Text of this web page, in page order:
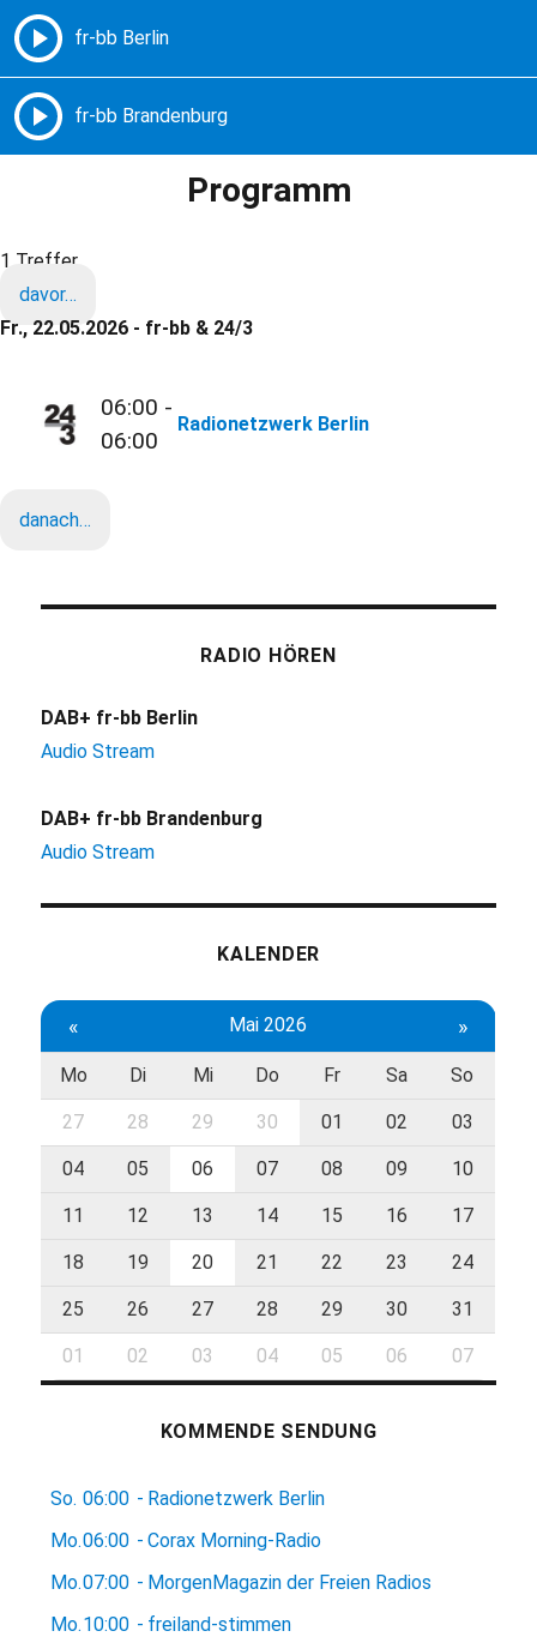
Freie Radios – Berlin Brandenburg
Programm
1 Treffer
davor…
Fr., 22.05.2026 - fr-bb & 24/3
06:00 -
06:00
Radionetzwerk Berlin
danach…
RADIO HÖREN
DAB+ fr-bb Berlin
Audio Stream
DAB+ fr-bb Brandenburg
Audio Stream
KALENDER
« Mai 2026 »
Mo Di Mi Do Fr Sa So
27 28 29 30 01 02 03
04 05 06 07 08 09 10
11 12 13 14 15 16 17
18 19 20 21 22 23 24
25 26 27 28 29 30 31
01 02 03 04 05 06 07
KOMMENDE SENDUNG
So. 06:00 - Radionetzwerk Berlin
Mo.06:00 - Corax Morning-Radio
Mo.07:00 - MorgenMagazin der Freien Radios
Mo.10:00 - freiland-stimmen